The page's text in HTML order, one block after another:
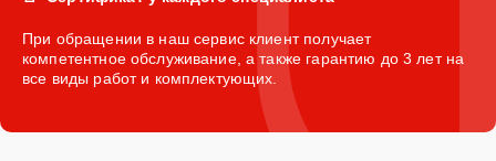
При обращении в наш сервис клиент получает
компетентное обслуживание, а также гарантию до 3 лет на
все виды работ и комплектующих.